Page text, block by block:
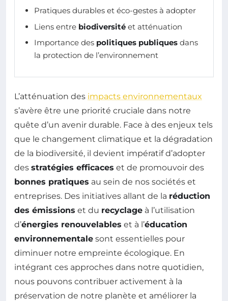
Pratiques durables et éco-gestes à adopter
Liens entre biodiversité et atténuation
Importance des politiques publiques dans
la protection de l’environnement
L’atténuation des impacts environnementaux
s’avère être une priorité cruciale dans notre
quête d’un avenir durable. Face à des enjeux tels
que le changement climatique et la dégradation
de la biodiversité, il devient impératif d’adopter
des stratégies efficaces et de promouvoir des
bonnes pratiques au sein de nos sociétés et
entreprises. Des initiatives allant de la réduction
des émissions et du recyclage à l’utilisation
d’énergies renouvelables et à l’éducation
environnementale sont essentielles pour
diminuer notre empreinte écologique. En
intégrant ces approches dans notre quotidien,
nous pouvons contribuer activement à la
préservation de notre planète et améliorer la